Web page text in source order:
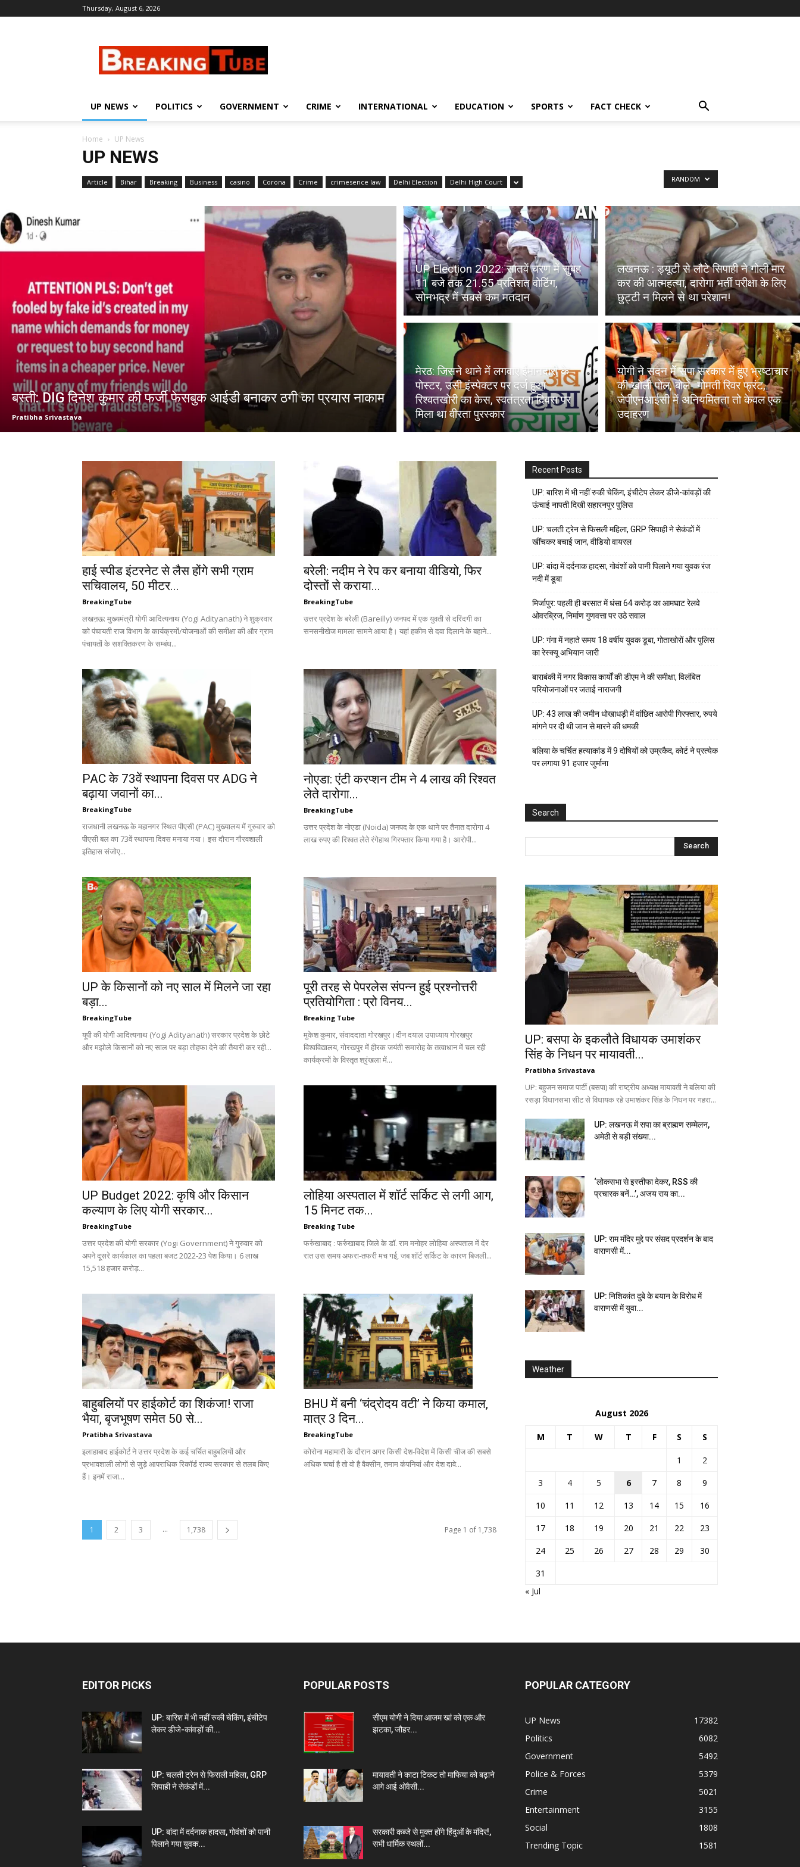
Thursday, August 6, 2026
UP NEWS POLITICS GOVERNMENT CRIME INTERNATIONAL EDUCATION SPORTS FACT CHECK
Home UP News
UP NEWS
Article Bihar Breaking Business casino Corona Crime crimesence law Delhi Election Delhi High Court RANDOM
बस्ती: DIG दिनेश कुमार की फर्जी फेसबुक आईडी बनाकर ठगी का प्रयास नाकाम
Pratibha Srivastava
UP Election 2022: सातवें चरण में सुबह
11 बजे तक 21.55 प्रतिशत वोटिंग,
सोनभद्र में सबसे कम मतदान
लखनऊ : ड्यूटी से लौटे सिपाही ने गोली मार
कर की आत्महत्या, दारोगा भर्ती परीक्षा के लिए
छुट्टी न मिलने से था परेशान!
मेरठ: जिसने थाने में लगवाए ईमानदारी के
पोस्टर, उसी इंस्पेक्टर पर दर्ज हुआ
रिश्वतखोरी का केस, स्वतंत्रता दिवस पर
मिला था वीरता पुरस्कार
योगी ने सदन में सपा सरकार में हुए भ्रष्टाचार
की खोली पोल, बोले- गोमती रिवर फ्रंट,
जेपीएनआईसी में अनियमितता तो केवल एक
उदाहरण
हाई स्पीड इंटरनेट से लैस होंगे सभी ग्राम
सचिवालय, 50 मीटर...
BreakingTube
लखऩऊ: मुख्यमंत्री योगी आदित्यनाथ (Yogi Adityanath) ने शुक्रवार
को पंचायती राज विभाग के कार्यक्रमों/योजनाओं की समीक्षा की और ग्राम
पंचायतों के सशक्तिकरण के सम्बंध...
बरेली: नदीम ने रेप कर बनाया वीडियो, फिर
दोस्तों से कराया...
BreakingTube
उत्तर प्रदेश के बरेली (Bareilly) जनपद में एक युवती से दरिंदगी का
सनसनीखेज मामला सामने आया है। यहां हकीम से दवा दिलाने के बहाने...
PAC के 73वें स्थापना दिवस पर ADG ने
बढ़ाया जवानों का...
BreakingTube
राजधानी लखनऊ के महानगर स्थित पीएसी (PAC) मुख्यालय में गुरुवार को
पीएसी बल का 73वें स्थापना दिवस मनाया गया। इस दौरान गौरवशाली
इतिहास संजोए...
नोएडा: एंटी करप्शन टीम ने 4 लाख की रिश्वत
लेते दारोगा...
BreakingTube
उत्तर प्रदेश के नोएडा (Noida) जनपद के एक थाने पर तैनात दारोगा 4
लाख रुपए की रिश्वत लेते रंगेहाथ गिरफ्तार किया गया है। आरोपी...
UP के किसानों को नए साल में मिलने जा रहा
बड़ा...
BreakingTube
यूपी की योगी आदित्यनाथ (Yogi Adityanath) सरकार प्रदेश के छोटे
और मझोले किसानों को नए साल पर बड़ा तोहफा देने की तैयारी कर रही...
पूरी तरह से पेपरलेस संपन्न हुई प्रश्नोत्तरी
प्रतियोगिता : प्रो विनय...
Breaking Tube
मुकेश कुमार, संवाददाता गोरखपुर।दीन दयाल उपाध्याय गोरखपुर
विश्वविद्यालय, गोरखपुर में हीरक जयंती समारोह के तत्वाधान में चल रही
कार्यक्रमों के विस्तृत श्रृंखला में...
UP Budget 2022: कृषि और किसान
कल्याण के लिए योगी सरकार...
BreakingTube
उत्तर प्रदेश की योगी सरकार (Yogi Government) ने गुरुवार को
अपने दूसरे कार्यकाल का पहला बजट 2022-23 पेश किया। 6 लाख
15,518 हजार करोड़...
लोहिया अस्पताल में शॉर्ट सर्किट से लगी आग,
15 मिनट तक...
Breaking Tube
फर्रुखाबाद : फर्रुखाबाद जिले के डॉ. राम मनोहर लोहिया अस्पताल में देर
रात उस समय अफरा-तफरी मच गई, जब शॉर्ट सर्किट के कारण बिजली...
बाहुबलियों पर हाईकोर्ट का शिकंजा! राजा
भैया, बृजभूषण समेत 50 से...
Pratibha Srivastava
इलाहाबाद हाईकोर्ट ने उत्तर प्रदेश के कई चर्चित बाहुबलियों और
प्रभावशाली लोगों से जुड़े आपराधिक रिकॉर्ड राज्य सरकार से तलब किए
हैं। इनमें राजा...
BHU में बनी ‘चंद्रोदय वटी’ ने किया कमाल,
मात्र 3 दिन...
BreakingTube
कोरोना महामारी के दौरान अगर किसी देश-विदेश में किसी चीज की सबसे
अधिक चर्चा है तो वो है वैक्सीन, तमाम कंपनियां और देश दावे...
1 2 3 ... 1,738 Page 1 of 1,738
Recent Posts
UP: बारिश में भी नहीं रुकी चेकिंग, इंचीटेप लेकर डीजे-कांवड़ों की
ऊंचाई नापती दिखी सहारनपुर पुलिस
UP: चलती ट्रेन से फिसली महिला, GRP सिपाही ने सेकंडों में
खींचकर बचाई जान, वीडियो वायरल
UP: बांदा में दर्दनाक हादसा, गोवंशों को पानी पिलाने गया युवक रंज
नदी में डूबा
मिर्जापुर: पहली ही बरसात में धंसा 64 करोड़ का आमघाट रेलवे
ओवरब्रिज, निर्माण गुणवत्ता पर उठे सवाल
UP: गंगा में नहाते समय 18 वर्षीय युवक डूबा, गोताखोरों और पुलिस
का रेस्क्यू अभियान जारी
बाराबंकी में नगर विकास कार्यों की डीएम ने की समीक्षा, विलंबित
परियोजनाओं पर जताई नाराजगी
UP: 43 लाख की जमीन धोखाधड़ी में वांछित आरोपी गिरफ्तार, रुपये
मांगने पर दी थी जान से मारने की धमकी
बलिया के चर्चित हत्याकांड में 9 दोषियों को उम्रकैद, कोर्ट ने प्रत्येक
पर लगाया ₹91 हजार जुर्माना
Search
UP: बसपा के इकलौते विधायक उमाशंकर
सिंह के निधन पर मायावती...
Pratibha Srivastava
UP: बहुजन समाज पार्टी (बसपा) की राष्ट्रीय अध्यक्ष मायावती ने बलिया की
रसड़ा विधानसभा सीट से विधायक रहे उमाशंकर सिंह के निधन पर गहरा...
UP: लखनऊ में सपा का ब्राह्मण सम्मेलन,
अमेठी से बड़ी संख्या...
‘लोकसभा से इस्तीफा देकर, RSS की
प्रचारक बनें…’, अजय राय का...
UP: राम मंदिर मुद्दे पर संसद प्रदर्शन के बाद
वाराणसी में...
UP: निशिकांत दुबे के बयान के विरोध में
वाराणसी में युवा...
Weather
August 2026
M T W T F S S
1
2
3
4 5 6 7 8
9
10
11 12 13 14 15
16
17
18 19 20 21 22
23
24
25 26 27 28 29
30
31
« Jul
EDITOR PICKS
UP: बारिश में भी नहीं रुकी चेकिंग, इंचीटेप
लेकर डीजे-कांवड़ों की...
UP: चलती ट्रेन से फिसली महिला, GRP
सिपाही ने सेकंडों में...
UP: बांदा में दर्दनाक हादसा, गोवंशों को पानी
पिलाने गया युवक...
POPULAR POSTS
सीएम योगी ने दिया आजम खां को एक और
झटका, जौहर...
मायावती ने काटा टिकट तो माफिया को बढ़ाने
आगे आई ओवैसी...
सरकारी कब्जे से मुक्त होंगे हिंदुओं के मंदिर!,
सभी धार्मिक स्थलों...
POPULAR CATEGORY
UP News
17382
Politics
6082
Government
5492
Police & Forces
5379
Crime
5021
Entertainment
3155
Social
1808
Trending Topic
1581